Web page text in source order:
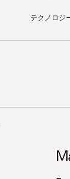
テクノロジ